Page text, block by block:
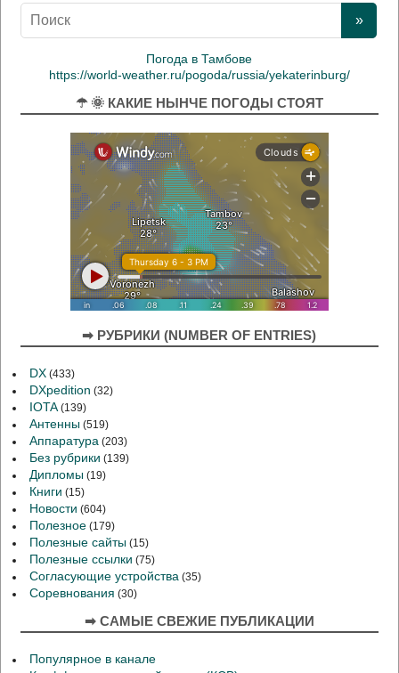
Погода в Тамбове
https://world-weather.ru/pogoda/russia/yekaterinburg/
☂ 🌞 КАКИЕ НЫНЧЕ ПОГОДЫ СТОЯТ
➡ РУБРИКИ (NUMBER OF ENTRIES)
DX (433)
DXpedition (32)
IOTA(139)
Антенны (519)
Аппаратура (203)
Без рубрики (139)
Дипломы (19)
Книги (15)
Новости (604)
Полезное (179)
Полезные сайты (15)
Полезные ссылки (75)
Согласующие устройства (35)
Соревнования (30)
➡ САМЫЕ СВЕЖИЕ ПУБЛИКАЦИИ
Популярное в канале